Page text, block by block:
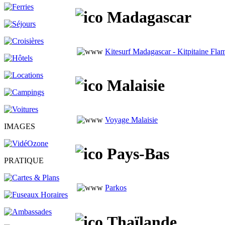
IMAGES
PRATIQUE
Madagascar
Kitesurf Madagascar - Kitpitaine
Malaisie
Voyage Malaisie
Pays-Bas
Parkos